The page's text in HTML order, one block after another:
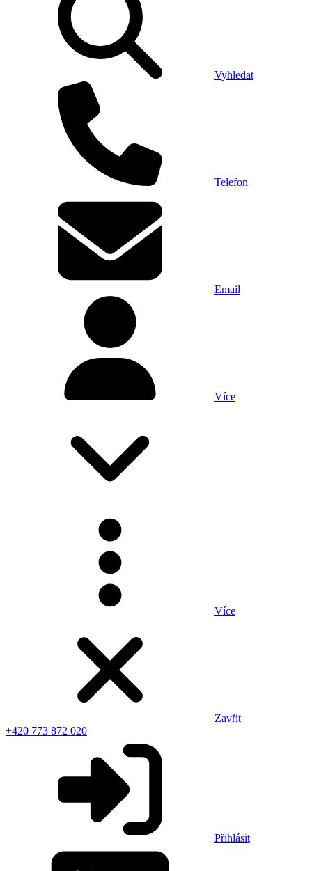
Vyhledat
Telefon
Email
Více
Více
Zavřít
+420 773 872 020
Přihlásit